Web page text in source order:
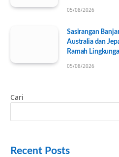
05/08/2026
Sasirangan
Australia dan
Ramah
05/08/2026
Cari
Recent Posts